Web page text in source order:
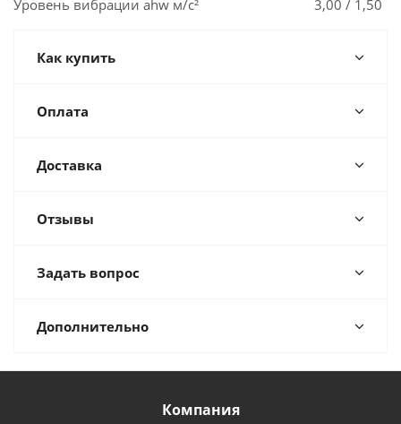
Уровень вибрации ahw м/с²
3,00 / 1,50
Как купить
Оплата
Доставка
Отзывы
Задать вопрос
Дополнительно
Компания